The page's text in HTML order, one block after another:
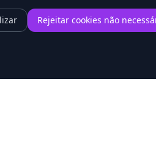
dos sites cheios de vídeo
Rejeitar cookies não